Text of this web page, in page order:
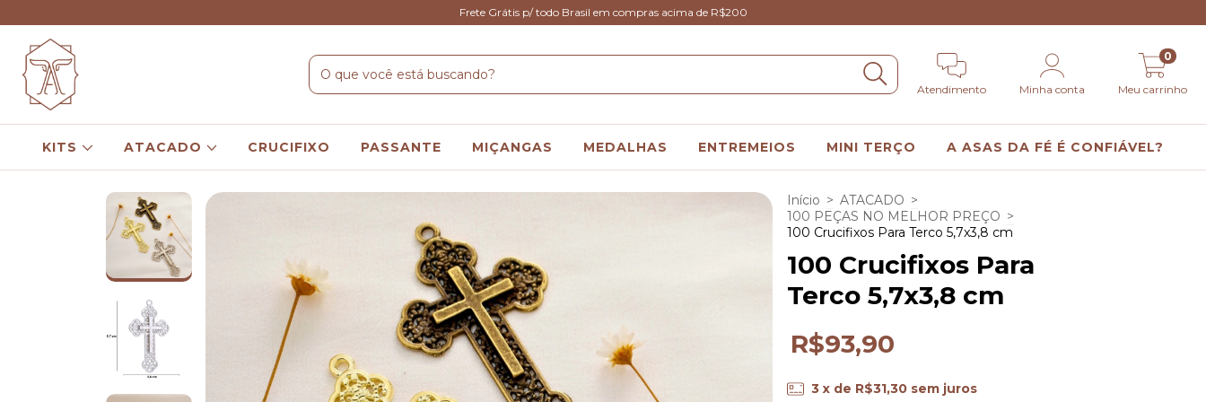
Frete Grátis p/ todo Brasil em compras acima de R$200
Atendimento Minha conta Meu carrinho
0
KITS ATACADO CRUCIFIXO PASSANTE MIÇANGAS MEDALHAS ENTREMEIOS MINI TERÇO A ASAS DA FÉ É CONFIÁVEL?
Início > ATACADO >
100 PEÇAS NO MELHOR PREÇO >
100 Crucifixos Para Terco 5,7x3,8 cm
100 Crucifixos Para
Terco 5,7x3,8 cm
R$93,90
3 x de R$31,30 sem juros